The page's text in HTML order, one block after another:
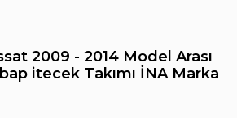
2009 - 2014 Model Arası
itecek Takımı İNA Marka